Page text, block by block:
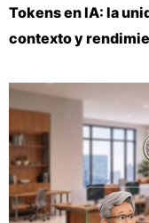
Tokens en IA: la
contexto y